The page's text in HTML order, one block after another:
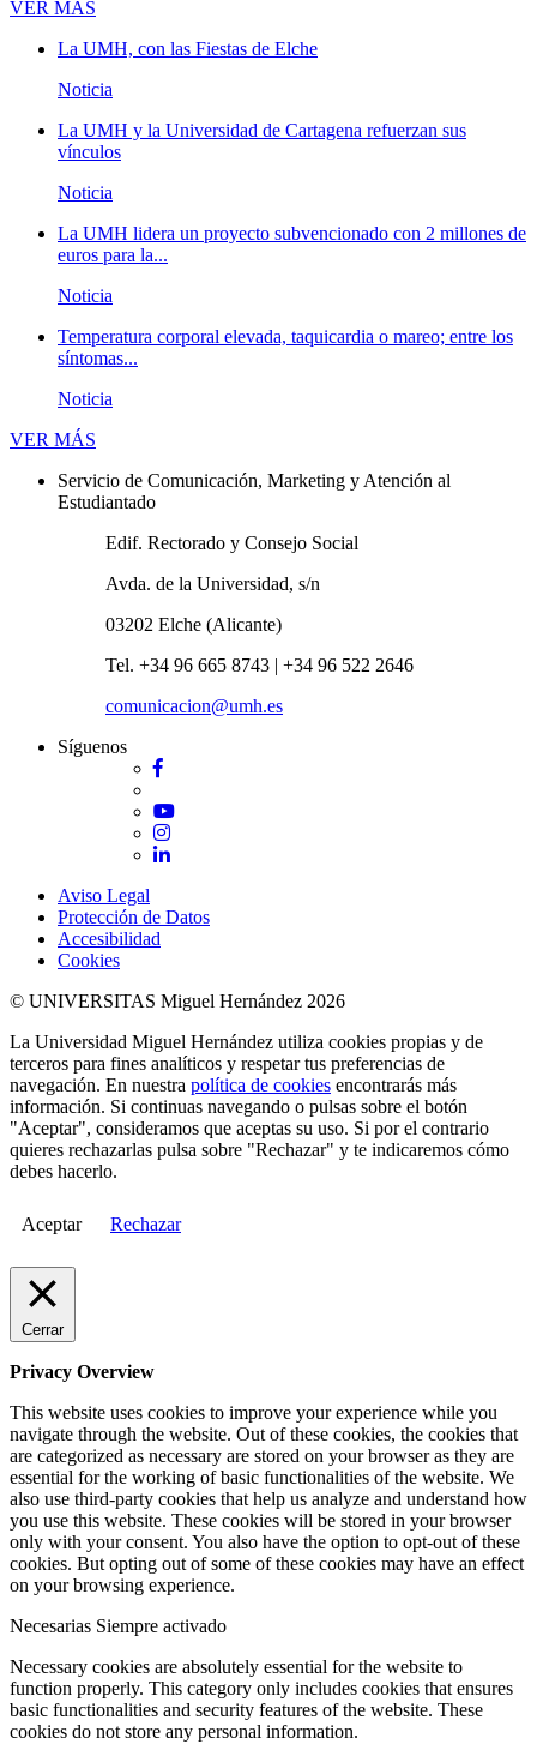
VER MÁS
La UMH, con las Fiestas de Elche
Noticia
La UMH y la Universidad de Cartagena refuerzan sus
vínculos
Noticia
La UMH lidera un proyecto subvencionado con 2 millones de
euros para la...
Noticia
Temperatura corporal elevada, taquicardia o mareo; entre los
síntomas...
Noticia
VER MÁS
Servicio de Comunicación, Marketing y Atención al
Estudiantado
Edif. Rectorado y Consejo Social
Avda. de la Universidad, s/n
03202 Elche (Alicante)
Tel. +34 96 665 8743 | +34 96 522 2646
comunicacion@umh.es
Síguenos
Facebook
YouTube
Instagram
LinkedIn
Aviso Legal
Protección de Datos
Accesibilidad
Cookies
© UNIVERSITAS Miguel Hernández 2026
La Universidad Miguel Hernández utiliza cookies propias y de
terceros para fines analíticos y respetar tus preferencias de
navegación. En nuestra política de cookies encontrarás más
información. Si continuas navegando o pulsas sobre el botón
"Aceptar", consideramos que aceptas su uso. Si por el contrario
quieres rechazarlas pulsa sobre "Rechazar" y te indicaremos cómo
debes hacerlo.
Aceptar Rechazar
Cerrar
Privacy Overview
This website uses cookies to improve your experience while you
navigate through the website. Out of these cookies, the cookies that
are categorized as necessary are stored on your browser as they are
essential for the working of basic functionalities of the website. We
also use third-party cookies that help us analyze and understand how
you use this website. These cookies will be stored in your browser
only with your consent. You also have the option to opt-out of these
cookies. But opting out of some of these cookies may have an effect
on your browsing experience.
Necesarias Siempre activado
Necessary cookies are absolutely essential for the website to
function properly. This category only includes cookies that ensures
basic functionalities and security features of the website. These
cookies do not store any personal information.